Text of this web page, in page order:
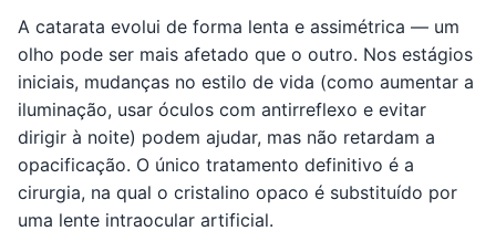
A catarata evolui de forma lenta e assimétrica — um
olho pode ser mais afetado que o outro. Nos estágios
iniciais, mudanças no estilo de vida (como aumentar a
iluminação, usar óculos com antirreflexo e evitar
dirigir à noite) podem ajudar, mas não retardam a
opacificação. O único tratamento definitivo é a
cirurgia, na qual o cristalino opaco é substituído por
uma lente intraocular artificial.